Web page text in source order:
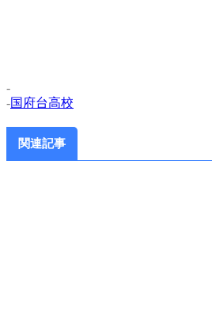
-
-国府台高校
関連記事